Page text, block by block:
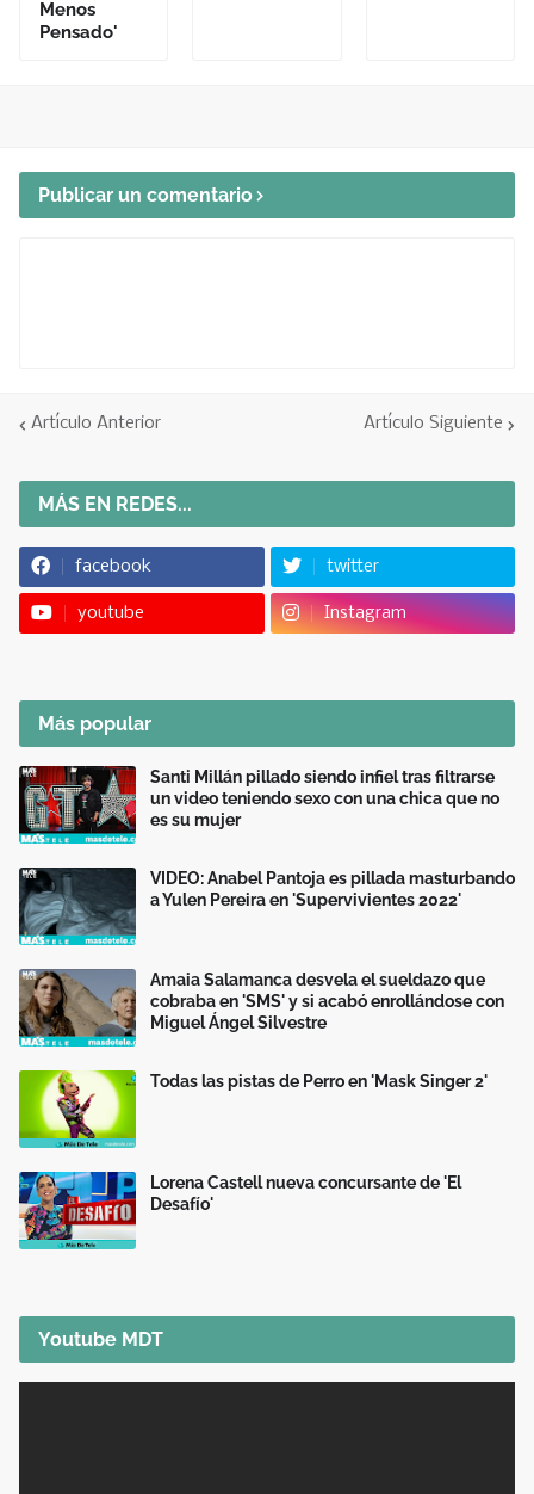
Menos
Pensado'
Publicar un comentario
Artículo Anterior Artículo Siguiente
MÁS EN REDES...
facebook twitter
youtube Instagram
Más popular
Santi Millán pillado siendo infiel tras filtrarse
un video teniendo sexo con una chica que no
es su mujer
VIDEO: Anabel Pantoja es pillada masturbando
a Yulen Pereira en 'Supervivientes 2022'
Amaia Salamanca desvela el sueldazo que
cobraba en 'SMS' y si acabó enrollándose con
Miguel Ángel Silvestre
Todas las pistas de Perro en 'Mask Singer 2'
Lorena Castell nueva concursante de 'El
Desafío'
Youtube MDT